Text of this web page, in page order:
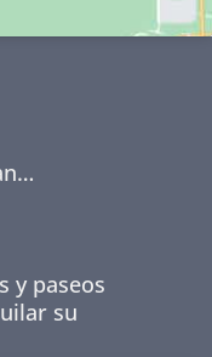
y paseos
su